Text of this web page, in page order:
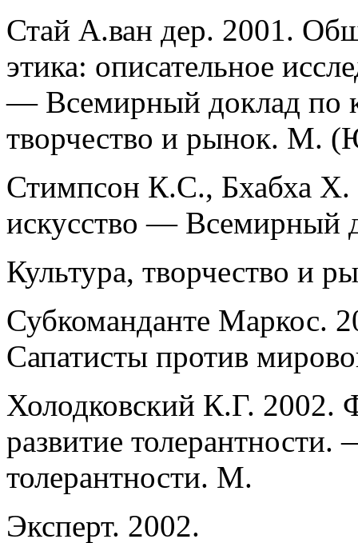
Стай А.ван дер. 2001.
этика: описательное
— Всемирный доклад по
творчество и рынок.
Стимпсон К.С., Бхабха Х.
искусство — Всемирный
Культура, творчество и
Субкоманданте Маркос.
Сапатисты против
Холодковский К.Г. 2002.
развитие
толерантности. М.
Эксперт. 2002.